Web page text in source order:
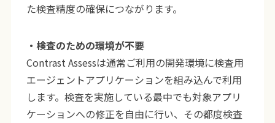
た検査精度の確保につながります。
・検査のための環境が不要
Contrast Assessは通常ご利用の開発環境に検査用
エージェントアプリケーションを組み込んで利用
します。検査を実施している最中でも対象アプリ
ケーションへの修正を自由に行い、その都度検査